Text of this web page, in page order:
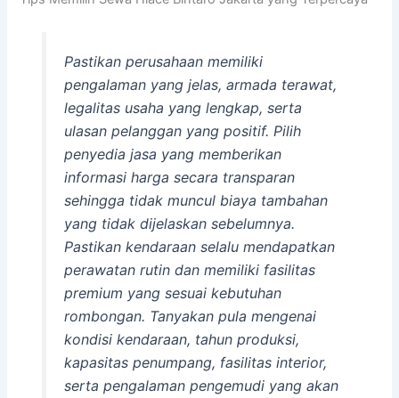
Pastikan perusahaan memiliki
pengalaman yang jelas, armada terawat,
legalitas usaha yang lengkap, serta
ulasan pelanggan yang positif. Pilih
penyedia jasa yang memberikan
informasi harga secara transparan
sehingga tidak muncul biaya tambahan
yang tidak dijelaskan sebelumnya.
Pastikan kendaraan selalu mendapatkan
perawatan rutin dan memiliki fasilitas
premium yang sesuai kebutuhan
rombongan. Tanyakan pula mengenai
kondisi kendaraan, tahun produksi,
kapasitas penumpang, fasilitas interior,
serta pengalaman pengemudi yang akan